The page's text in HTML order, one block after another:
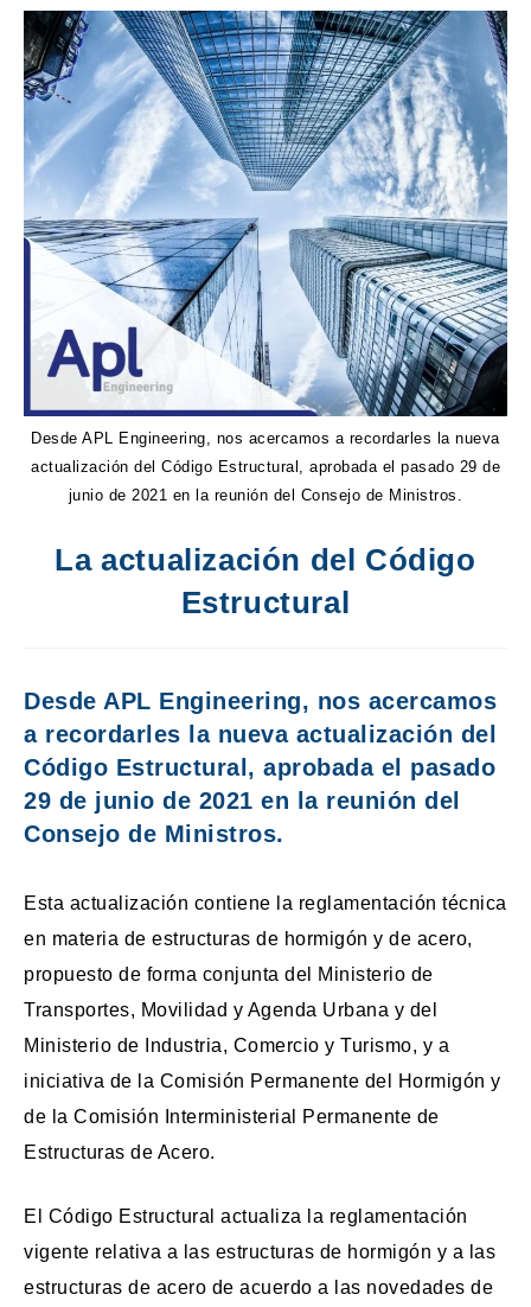
Desde APL Engineering, nos acercamos a recordarles la nueva
actualización del Código Estructural, aprobada el pasado 29 de
junio de 2021 en la reunión del Consejo de Ministros.
La actualización del Código
Estructural
Desde APL Engineering, nos acercamos
a recordarles la nueva actualización del
Código Estructural, aprobada el pasado
29 de junio de 2021 en la reunión del
Consejo de Ministros.
Esta actualización contiene la reglamentación técnica
en materia de estructuras de hormigón y de acero,
propuesto de forma conjunta del Ministerio de
Transportes, Movilidad y Agenda Urbana y del
Ministerio de Industria, Comercio y Turismo, y a
iniciativa de la Comisión Permanente del Hormigón y
de la Comisión Interministerial Permanente de
Estructuras de Acero.
El Código Estructural actualiza la reglamentación
vigente relativa a las estructuras de hormigón y a las
estructuras de acero de acuerdo a las novedades de